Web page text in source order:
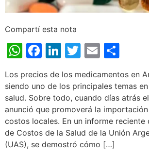
Compartí esta nota
WhatsApp
Facebook
LinkedIn
Twitter
Email
Los precios de los medicamentos en
siendo uno de los principales temas
salud. Sobre todo, cuando días atrás
anunció que promoverá la
costos locales. En un informe reciente
de Costos de la Salud de la Unión
(UAS), se demostró cómo […]